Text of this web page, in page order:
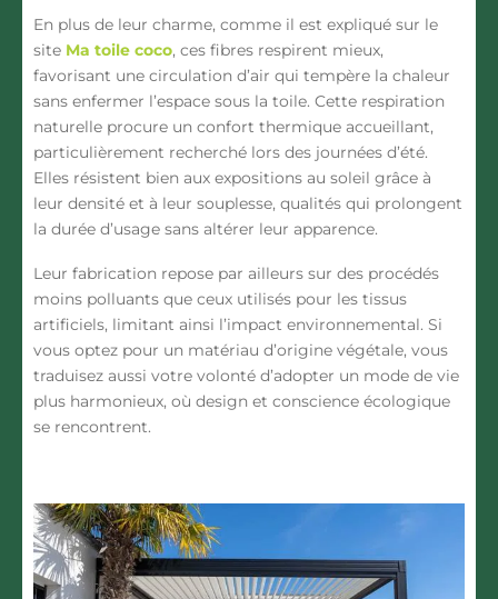
En plus de leur charme, comme il est expliqué sur le
site Ma toile coco, ces fibres respirent mieux,
favorisant une circulation d’air qui tempère la chaleur
sans enfermer l’espace sous la toile. Cette respiration
naturelle procure un confort thermique accueillant,
particulièrement recherché lors des journées d’été.
Elles résistent bien aux expositions au soleil grâce à
leur densité et à leur souplesse, qualités qui prolongent
la durée d’usage sans altérer leur apparence.
Leur fabrication repose par ailleurs sur des procédés
moins polluants que ceux utilisés pour les tissus
artificiels, limitant ainsi l’impact environnemental. Si
vous optez pour un matériau d’origine végétale, vous
traduisez aussi votre volonté d’adopter un mode de vie
plus harmonieux, où design et conscience écologique
se rencontrent.